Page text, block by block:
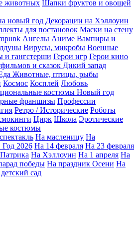
животных Шапки фруктов и овощей
новый год Декорации на Хэллоуин
для постановок Маски на стену
Ангелы Аниме Вампиры и
Вирусы, микробы Военные
и гангстерши Герои игр Герои кино
и сказок Дикий запад
Животные, птицы, рыбы
Космос Косплей Любовь
костюмы Новый год
франшизы Профессии
Ретро / Исторические Роботы
Цирк Школа Эротические
костюмы
На масленицу На
2026 На 14 февраля На 23 февраля
На Хэллоуин На 1 апреля На
победы На праздник Осени На
сад